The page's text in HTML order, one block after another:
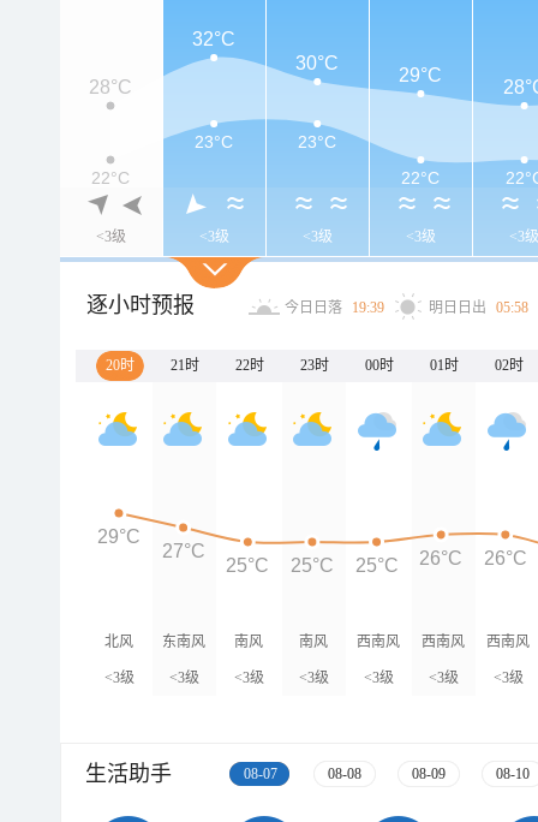
<3级 <3级 <3级 <3级 <3级
28°C
32°C
30°C
29°C
22°C
23°C
23°C
22°C
逐小时预报 今日日落 19:39 明日日出 05:58
20时 21时 22时 23时 00时 01时 02时
北风
<3级
东南风
<3级
南风
<3级
南风
<3级
西南风
<3级
西南风
<3级
西南风
<3级
29°C
27°C
25°C 25°C 25°C 26°C 26°C
生活助手 08-07 08-08 08-09 08-10